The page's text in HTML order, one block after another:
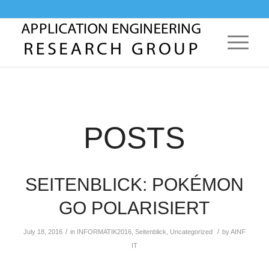
POSTS
SEITENBLICK: POKÉMON
GO POLARISIERT
July 18, 2016 / in INFORMATIK2016, Seitenblick Uncategorized / byAINF
IT